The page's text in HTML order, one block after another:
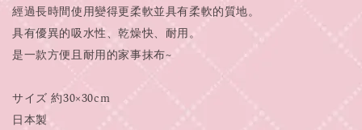
經過長時間使用變得更柔軟並具有柔軟的質地。
具有優異的吸水性、乾燥快、耐用。
是一款方便且耐用的家事抹布~
サイズ 約30×30cm
日本製